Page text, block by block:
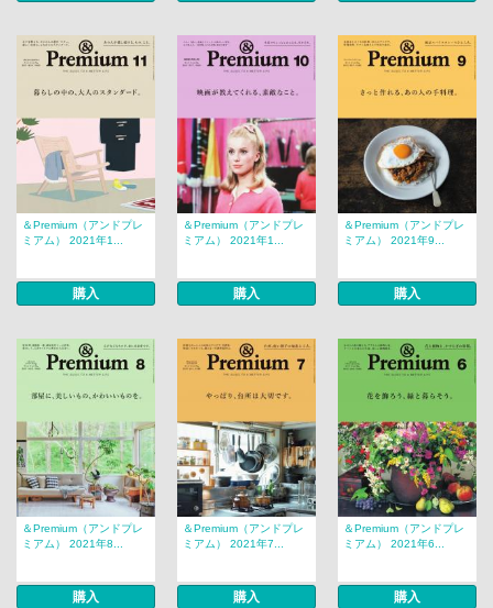
＆Premium（アンドプレ
ミアム） 2021年1...
購入
＆Premium（アンドプレ
ミアム） 2021年1...
購入
＆Premium（アンドプレ
ミアム） 2021年9...
購入
＆Premium（アンドプレ
ミアム） 2021年8...
購入
＆Premium（アンドプレ
ミアム） 2021年7...
購入
＆Premium（アンドプレ
ミアム） 2021年6...
購入